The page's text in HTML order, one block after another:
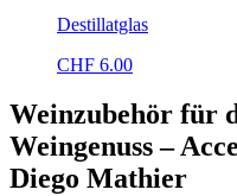
Destillatglas
CHF 6.00
Weinzubehör für
Weingenuss –
Diego Mathier